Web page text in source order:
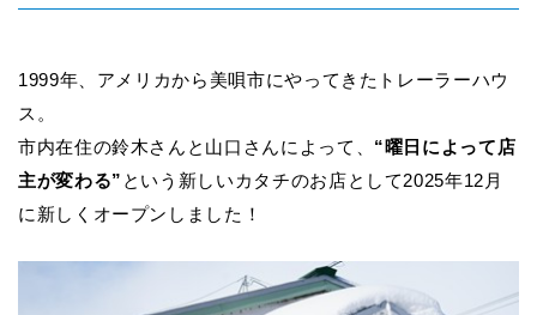
1999年、アメリカから美唄市にやってきたトレーラーハウ
ス。
市内在住の鈴木さんと山口さんによって、 “曜日によって店
主が変わる” という新しいカタチのお店として2025年12月
に新しくオープンしました！